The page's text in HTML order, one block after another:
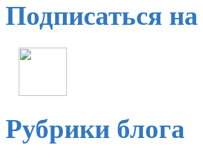
Подписаться
Рубрики блога